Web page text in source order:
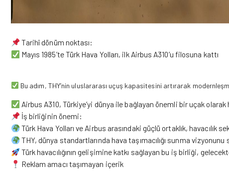
Tarihî dönüm noktası:
Mayıs 1985’te Türk Hava Yolları, ilk Airbus A310’u filosuna kattı
Bu adım, THY’nin uluslararası uçuş kapasitesini artırarak
Airbus A310, Türkiye’yi dünya ile bağlayan önemli bir uçak
İş birliğinin önemi:
Türk Hava Yolları ve Airbus arasındaki güçlü ortaklık,
THY, dünya standartlarında hava taşımacılığı sunma vizyonunu
Türk havacılığının gelişimine katkı sağlayan bu iş birliği,
Reklam amacı taşımayan içerik